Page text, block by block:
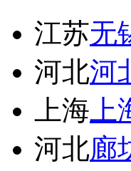
江苏无
河北河
上海
河北廊